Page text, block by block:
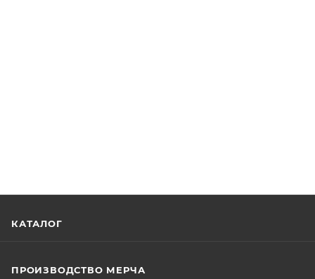
КАТАЛОГ
ПРОИЗВОДСТВО МЕРЧА